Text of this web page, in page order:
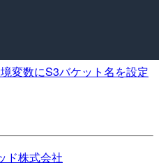
変数にS3バケット名を設定
ド株式会社